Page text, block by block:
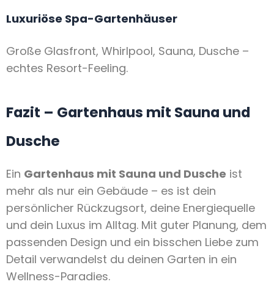
Luxuriöse Spa-Gartenhäuser
Große Glasfront, Whirlpool, Sauna, Dusche –
echtes Resort-Feeling.
Fazit – Gartenhaus mit Sauna und
Dusche
Ein Gartenhaus mit Sauna und Dusche ist
mehr als nur ein Gebäude – es ist dein
persönlicher Rückzugsort, deine Energiequelle
und dein Luxus im Alltag. Mit guter Planung, dem
passenden Design und ein bisschen Liebe zum
Detail verwandelst du deinen Garten in ein
Wellness-Paradies.